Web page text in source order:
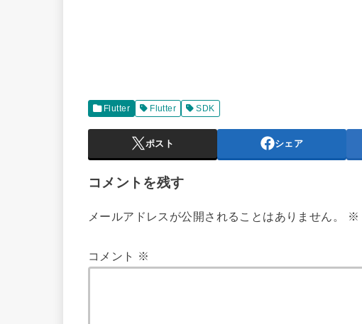
Flutter Flutter SDK
ポスト シェア
コメントを残す
メールアドレスが公開されることはありません。 ※
コメント ※